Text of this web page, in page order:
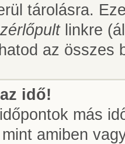
tárolásra.
linkre
az összes
idő!
más
amiben